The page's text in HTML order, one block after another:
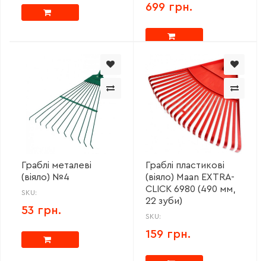
699 грн.
Граблі металеві
(віяло) №4
SKU:
53 грн.
Граблі пластикові
(віяло) Maan EXTRA-
CLICK 6980 (490 мм,
22 зуби)
SKU:
159 грн.